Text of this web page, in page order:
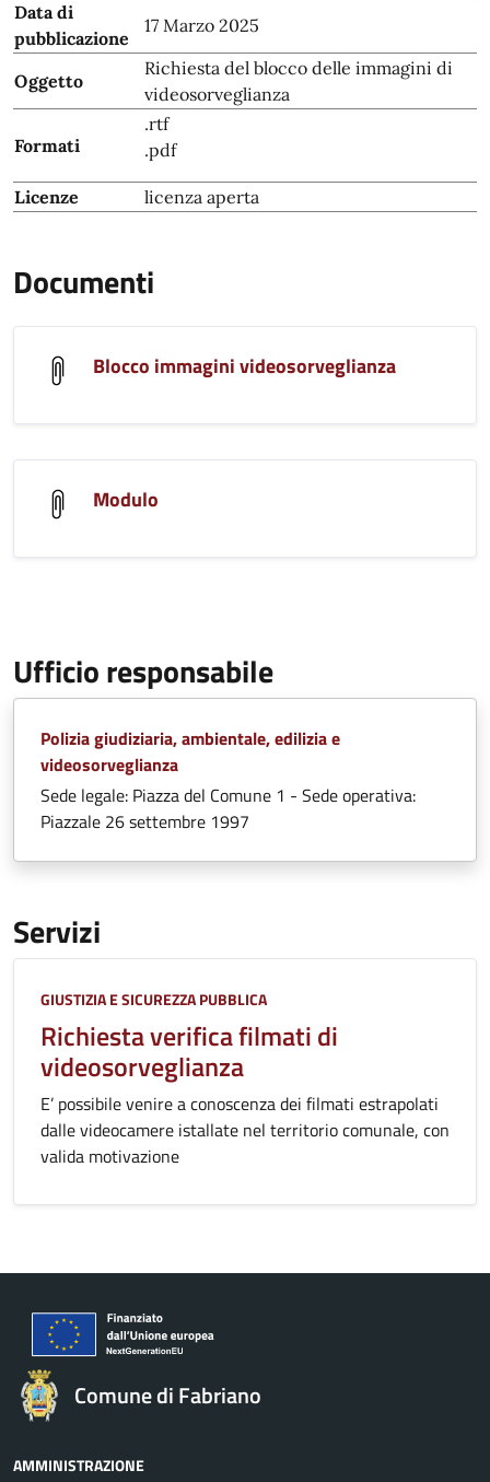
Data di
pubblicazione
17 Marzo 2025
Oggetto
Richiesta del blocco delle immagini di
videosorveglianza
Formati
.rtf
.pdf
Licenze licenza aperta
Documenti
Blocco immagini videosorveglianza
Modulo
Ufficio responsabile
Polizia giudiziaria, ambientale, edilizia e
videosorveglianza
Sede legale: Piazza del Comune 1 - Sede operativa:
Piazzale 26 settembre 1997
Servizi
Categoria:
GIUSTIZIA E SICUREZZA PUBBLICA
Richiesta verifica filmati di
videosorveglianza
E’ possibile venire a conoscenza dei filmati estrapolati
dalle videocamere istallate nel territorio comunale, con
valida motivazione
Comune di Fabriano
AMMINISTRAZIONE